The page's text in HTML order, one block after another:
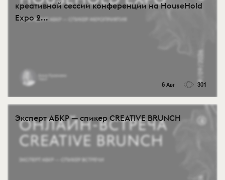
креативной сессии конференции на HouseHold
Expo 2...
6 Авг 301
Эксперт АБКР — спикер CREATIVE BRUNCH